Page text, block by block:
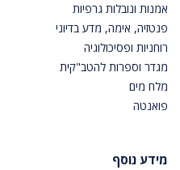
אמנות ונובלות גרפיות
פנטזיה, אימה, מדע בדיוני
רוחניות ופסיכולוגיה
מגדר וספרות להטב"קית
מלח מים
פואנטה
מידע נוסף